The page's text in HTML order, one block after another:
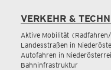
VERKEHR &
Aktive Mobilität
Landesstraßen in
Autofahren in
Bahninfrastruktur